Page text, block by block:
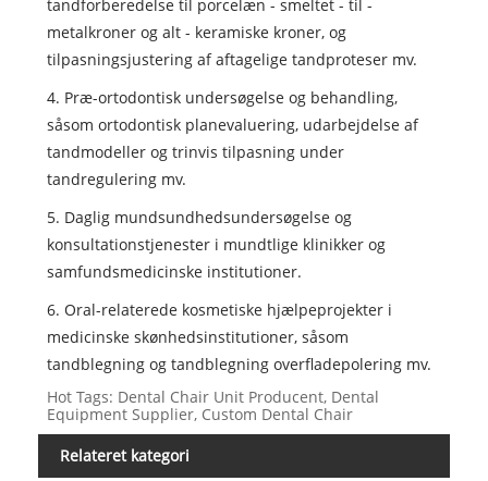
tandforberedelse til porcelæn - smeltet - til -
metalkroner og alt - keramiske kroner, og
tilpasningsjustering af aftagelige tandproteser mv.
4. Præ-ortodontisk undersøgelse og behandling,
såsom ortodontisk planevaluering, udarbejdelse af
tandmodeller og trinvis tilpasning under
tandregulering mv.
5. Daglig mundsundhedsundersøgelse og
konsultationstjenester i mundtlige klinikker og
samfundsmedicinske institutioner.
6. Oral-relaterede kosmetiske hjælpeprojekter i
medicinske skønhedsinstitutioner, såsom
tandblegning og tandblegning overfladepolering mv.
Hot Tags: Dental Chair Unit Producent, Dental
Equipment Supplier, Custom Dental Chair
Relateret kategori